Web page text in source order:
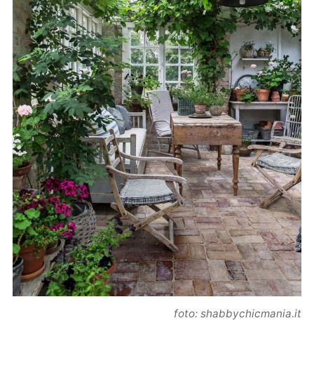
foto: shabbychicmania.it